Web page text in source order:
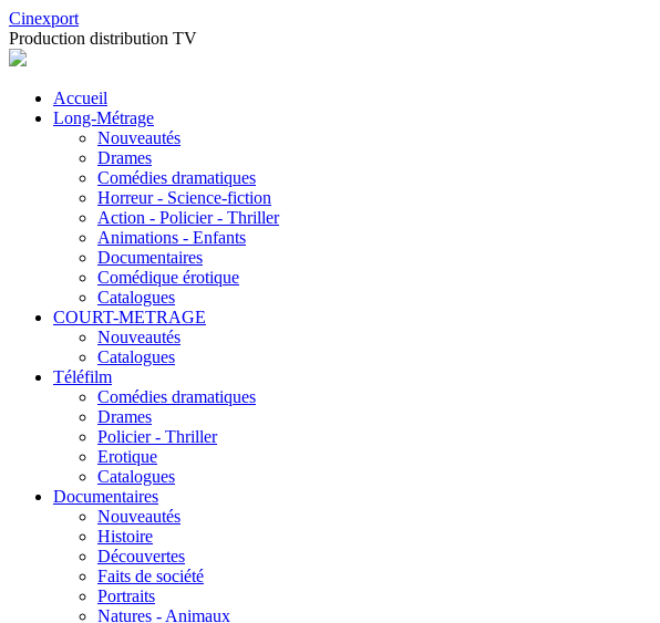
Cinexport
Production distribution TV
Accueil
Long-Métrage
Nouveautés
Drames
Comédies dramatiques
Horreur - Science-fiction
Action - Policier - Thriller
Animations - Enfants
Documentaires
Comédique érotique
Catalogues
COURT-METRAGE
Nouveautés
Catalogues
Téléfilm
Comédies dramatiques
Drames
Policier - Thriller
Erotique
Catalogues
Documentaires
Nouveautés
Histoire
Découvertes
Faits de société
Portraits
Natures - Animaux